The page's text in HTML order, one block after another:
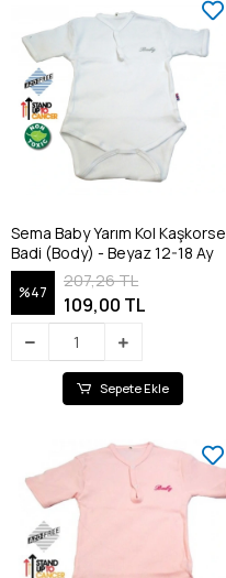
Sema Baby Yarım Kol Kaşkorse
Badi (Body) - Beyaz 12-18 Ay
%47
207,26 TL
109,00 TL
Sepete Ekle